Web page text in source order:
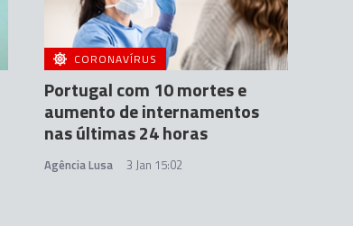
CORONAVÍRUS
Portugal com 10 mortes e
aumento de internamentos
nas últimas 24 horas
Agência Lusa 3 Jan 15:02